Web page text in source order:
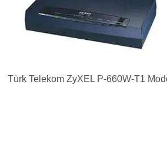
Türk Telekom ZyXEL P-660W-T1